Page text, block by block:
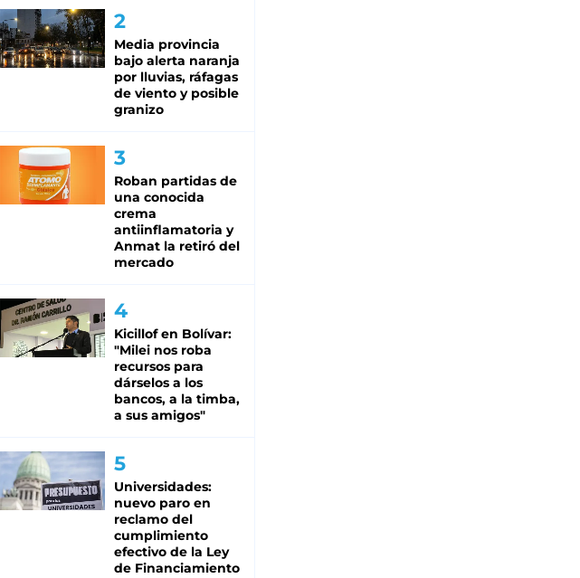
Media provincia
bajo alerta naranja
por lluvias, ráfagas
de viento y posible
granizo
Roban partidas de
una conocida
crema
antiinflamatoria y
Anmat la retiró del
mercado
Kicillof en Bolívar:
"Milei nos roba
recursos para
dárselos a los
bancos, a la timba,
a sus amigos"
Universidades:
nuevo paro en
reclamo del
cumplimiento
efectivo de la Ley
de Financiamiento